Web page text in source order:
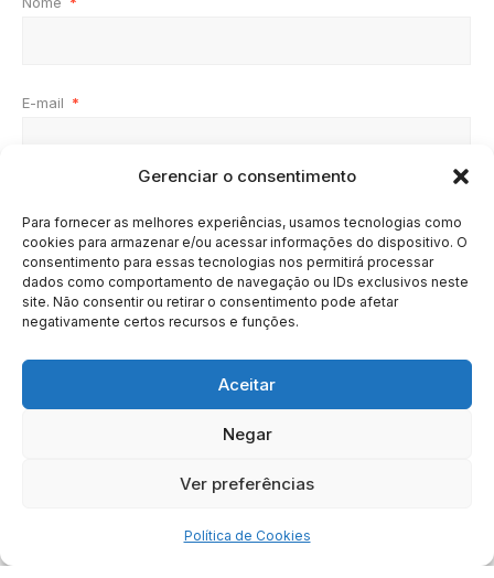
Gerenciar o consentimento
Para fornecer as melhores experiências, usamos tecnologias como
cookies para armazenar e/ou acessar informações do dispositivo. O
consentimento para essas tecnologias nos permitirá processar
dados como comportamento de navegação ou IDs exclusivos neste
site. Não consentir ou retirar o consentimento pode afetar
negativamente certos recursos e funções.
Aceitar
Negar
Ver preferências
Política de Cookies
E-mail *
SOBRE BRASIL
Copyright © 2020 - 2023 | Arresala Noticias™